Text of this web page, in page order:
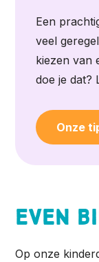
Een
veel
kiezen van
doe je dat?
Onze
Even
Op onze